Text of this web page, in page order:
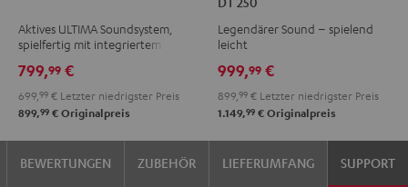
3
Schwarz
3
Weiß
Aktives ULTIMA Soundsystem,
spielfertig mit integriertem
799,99 €
699, 99 € Letzter niedrigster Preis
899,99 € Originalpreis
AKTIV
3
DUAL
DT
250
Schwarz
/
3
DUAL
DT
250
Weiß
/
Legendärer Sound – spielend
leicht
999,99 €
899, 99 € Letzter niedrigster Preis
1.149,99 € Originalpreis
BEWERTUNGEN ZUBEHÖR LIEFERUMFANG SUPPORT